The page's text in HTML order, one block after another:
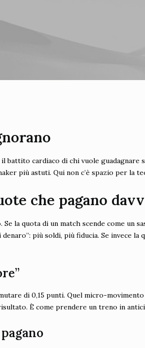
battito cardiaco di chi vuole
più astuti. Qui non c’è spazio per la
che pagano
la quota di un match scende come un
più soldi, più fiducia. Se invece
di 0,15 punti. Quel micro-
È come prendere un treno in